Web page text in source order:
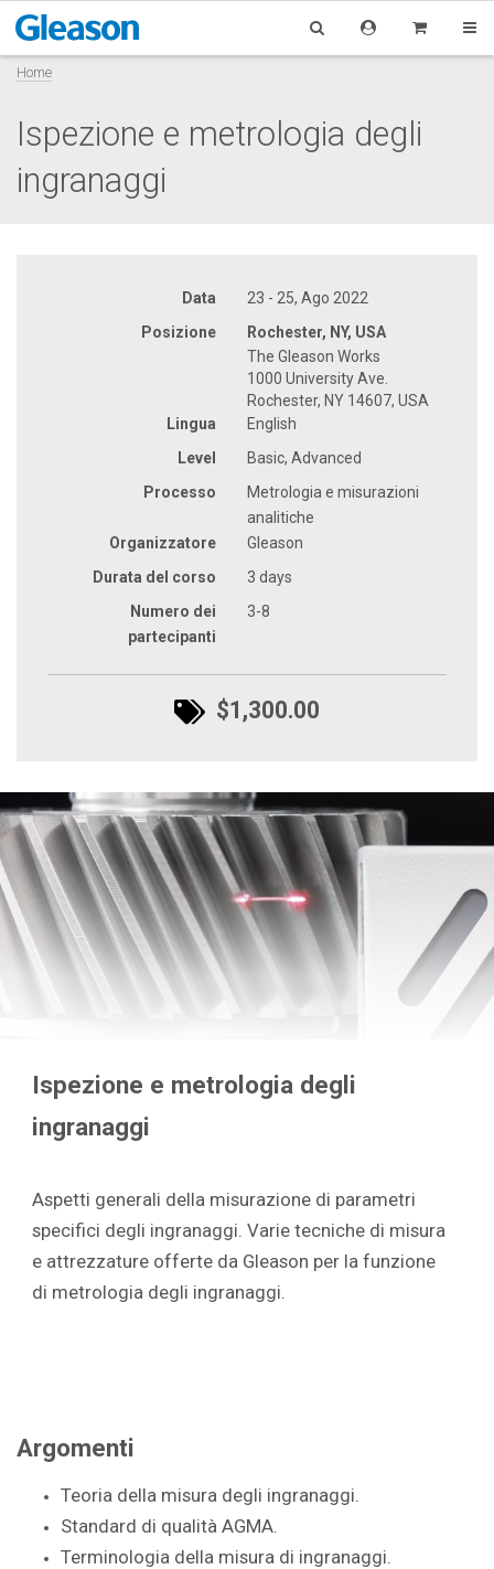
Home
Ispezione e metrologia degli
ingranaggi
Data
23 - 25, Ago 2022
Posizione
Rochester, NY, USA
The Gleason Works
1000 University Ave.
Rochester, NY 14607, USA
Lingua
English
Level
Basic, Advanced
Processo
Metrologia e misurazioni
analitiche
Organizzatore
Gleason
Durata del corso
3 days
Numero dei
partecipanti
3-8
$1,300.00
Ispezione e metrologia degli
ingranaggi
Aspetti generali della misurazione di parametri
specifici degli ingranaggi. Varie tecniche di misura
e attrezzature offerte da Gleason per la funzione
di metrologia degli ingranaggi.
Argomenti
Teoria della misura degli ingranaggi.
Standard di qualità AGMA.
Terminologia della misura di ingranaggi.